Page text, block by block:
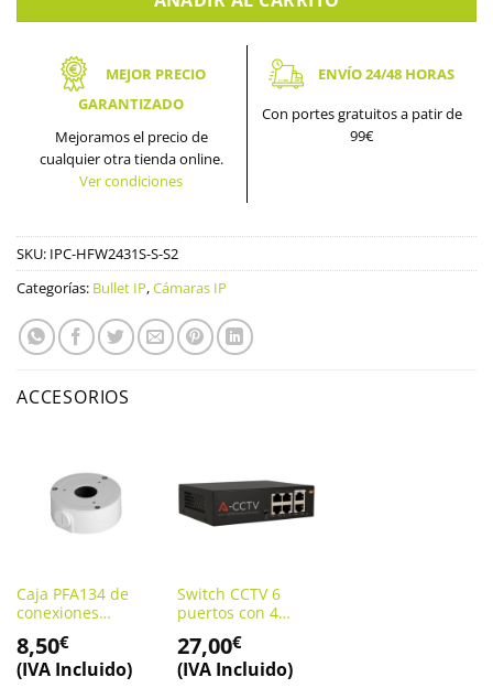
MEJOR PRECIO
GARANTIZADO
Mejoramos el precio de
cualquier otra tienda online.
Ver condiciones
ENVÍO 24/48 HORAS
Con portes gratuitos a patir de
99€
SKU: IPC-HFW2431S-S-S2
Categorías: Bullet IP,Cámaras IP
ACCESORIOS
Caja PFA134 de
conexiones
metálicas para
cámara Dahua
8,50€
(IVA Incluido)
Switch CCTV 6
puertos con 4
puertos PoE.
SWITCH-0604POE-
65
27,00€
(IVA Incluido)